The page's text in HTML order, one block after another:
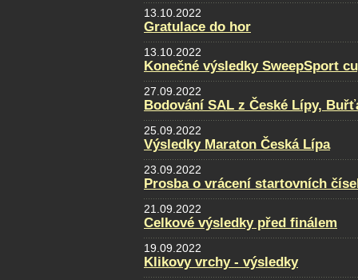
13.10.2022
Gratulace do hor
13.10.2022
Konečné výsledky SweepSport
27.09.2022
Bodování SAL z České Lípy,
25.09.2022
Výsledky Maraton Česká Lípa
23.09.2022
Prosba o vrácení startovních
21.09.2022
Celkové výsledky před finálem
19.09.2022
Klikovy vrchy - výsledky